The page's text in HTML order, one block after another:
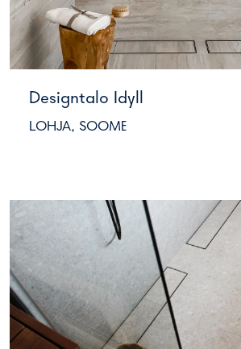
Designtalo Idyll
LOHJA, SOOME